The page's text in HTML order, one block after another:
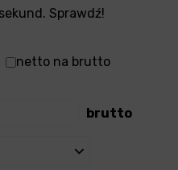
Sprawdź!
netto na brutto
brutto